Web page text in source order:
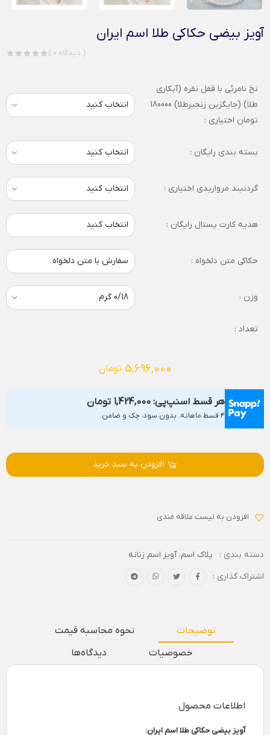
آویز بیضی حکاکی طلا اسم ایران
( 0 دیدگاه )
نخ نامرئی با قفل نقره (آبکاری
طلا) (جایگزین زنجیرطلا) 180000
تومان اختیاری :
بسته بندی رایگان :
گردنبند مرواریدی اختیاری :
هدیه کارت پستال رایگان : انتخاب کنید
حکاکی متن دلخواه : سفارش با متن دلخواه
وزن :
تعداد :
5,696,000 تومان
هر قسط اسنپ‌پی: 1,424,000 تومان
۴ قسط ماهانه. بدون سود، چک و ضامن.
افزودن به سبد خرید
افزودن به لیست علاقه مندی
دسته بندی : پلاک اسم،آویز اسم زنانه
اشتراک گذاری :
توضیحات
نحوه محاسبه قیمت
خصوصیات
دیدگاه‌ها
اطلاعات محصول
آویز بیضی حکاکی طلا اسم ایران: